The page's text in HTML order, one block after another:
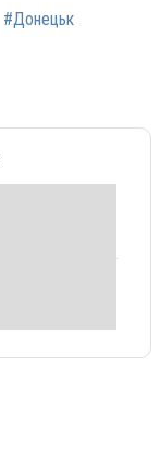
#Донецьк